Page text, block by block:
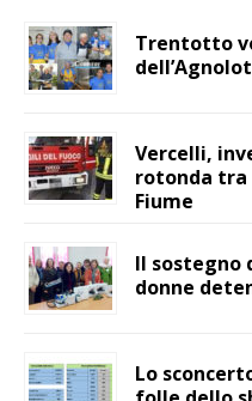
Trentotto
Vercelli,
rotonda tra
Fiume
Il sostegno
donne
Lo